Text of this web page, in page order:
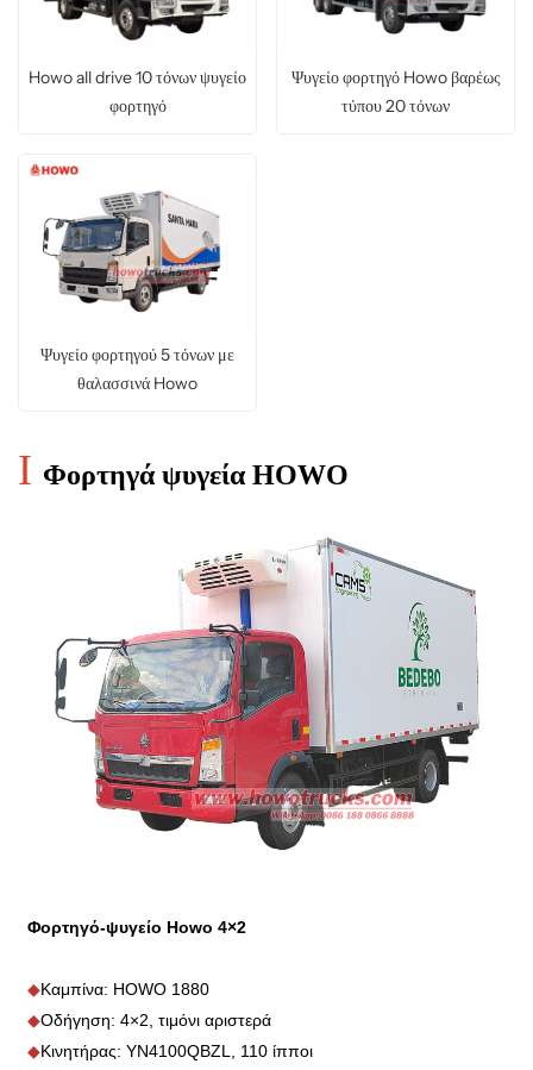
Howo all drive 10 τόνων ψυγείο
φορτηγό
Ψυγείο φορτηγό Howo βαρέως
τύπου 20 τόνων
Ψυγείο φορτηγού 5 τόνων με
θαλασσινά Howo
I Φορτηγά ψυγεία HOWO
Φορτηγό-ψυγείο Howo 4×2
◆Καμπίνα: HOWO 1880
◆Οδήγηση: 4×2, τιμόνι αριστερά
◆Κινητήρας: YN4100QBZL, 110 ίπποι